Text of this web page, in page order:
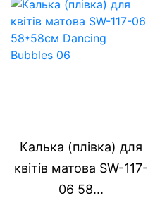
Калька (плівка) для
квітів матова SW-117-
06 58...